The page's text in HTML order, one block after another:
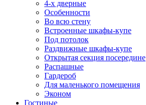
4-х дверные
Особенности
Во всю стену
Встроенные шкафы-купе
Под потолок
Раздвижные шкафы-купе
Открытая секция посередине
Распашные
Гардероб
Для маленького помещения
Эконом
Гостиные